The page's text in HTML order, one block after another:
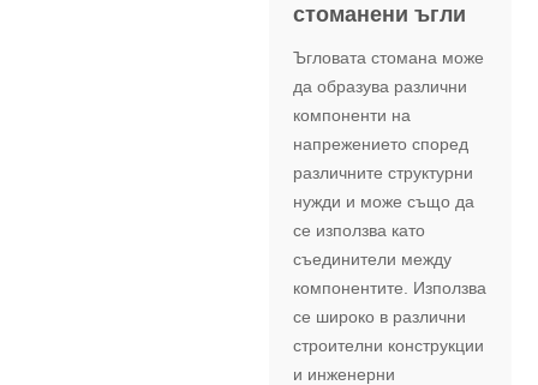
стоманени ъгли
Ъгловата стомана може
да образува различни
компоненти на
напрежението според
различните структурни
нужди и може също да
се използва като
съединители между
компонентите. Използва
се широко в различни
строителни конструкции
и инженерни